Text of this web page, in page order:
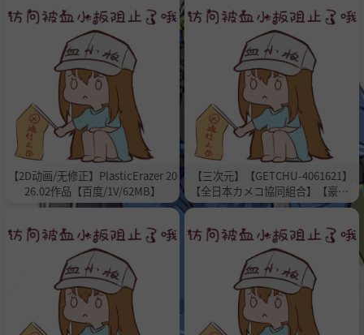
【2D动画/无修正】PlasticErazer 20
26.02作品【百度/1V/62MB】
【三次元】【GETCHU-4061621】
【全日本カメコ協同組合】【豪華3
部作198分高画質】コス〇リ大行列
度/22.51GB】